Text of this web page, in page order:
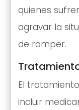
quienes
agravar la
de romper.
El
incluir